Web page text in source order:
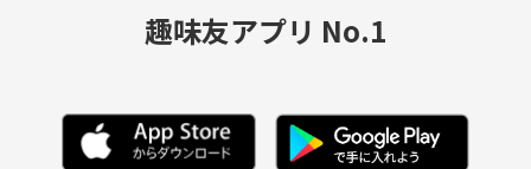
趣味友アプリ No.1